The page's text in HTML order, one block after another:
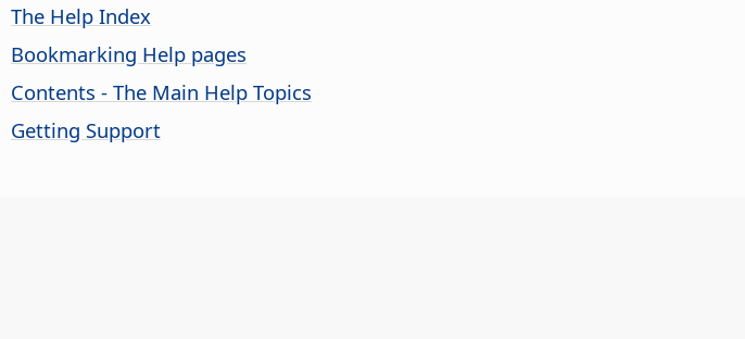
The Help Index
Bookmarking Help pages
Contents - The Main Help Topics
Getting Support